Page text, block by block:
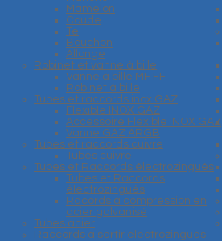
Mamelon
Coude
Te
Bouchon
Allonge
Robinet et vanne à bille
Vanne à bille MF FF
Robinet à bille
Tubes et raccords inox GAZ
Flexible INOX GAZ
Accessoire Flexible INOX GAZ
Vanne GAZ ARGB
Tubes et raccords cuivre
Tubes cuivre
Tubes et Raccords électrozingués
Tubes et Raccords
électrozingués
Racords à compression en
acier galvanisé
Tubes acier
Raccords à sertir électrozingués